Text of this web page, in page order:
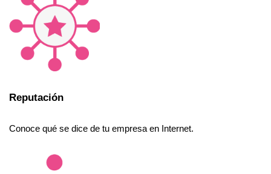
Reputación
Conoce qué se dice de tu empresa en Internet.